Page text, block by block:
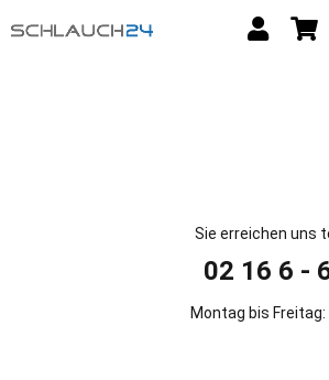
Sie erreichen uns
02 16 6 -
Montag bis Freitag: